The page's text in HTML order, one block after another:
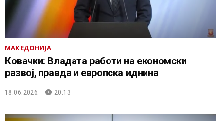
МАКЕДОНИЈА
Ковачки: Владата работи на економски
развој, правда и европска иднина
18.06.2026. 20:13